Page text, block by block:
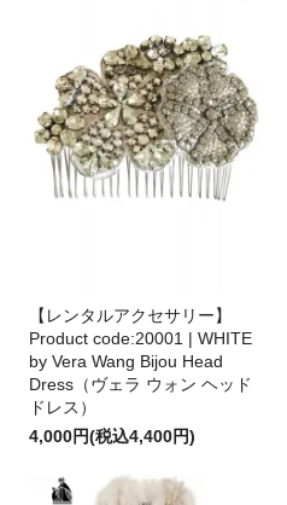
【レンタルアクセサリー】
Product code:20001 | WHITE
by Vera Wang Bijou Head
Dress（ヴェラ ウォン ヘッド
ドレス）
4,000円(税込4,400円)